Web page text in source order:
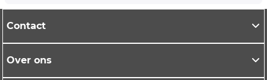
Contact
Over ons